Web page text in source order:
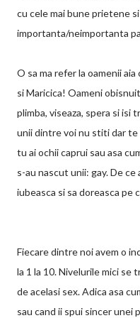
cu cele mai bune prietene
importanta/neimportanta
O sa ma refer la oamenii
si Maricica! Oameni
plimba, viseaza, spera si isi
unii dintre voi nu stiti dar te
tu ai ochii caprui sau asa
s-au nascut unii: gay. De
iubeasca si sa doreasca pe
Fiecare dintre noi avem o
la 1 la 10. Nivelurile mici se
de acelasi sex. Adica asa
sau cand ii spui sincer unei